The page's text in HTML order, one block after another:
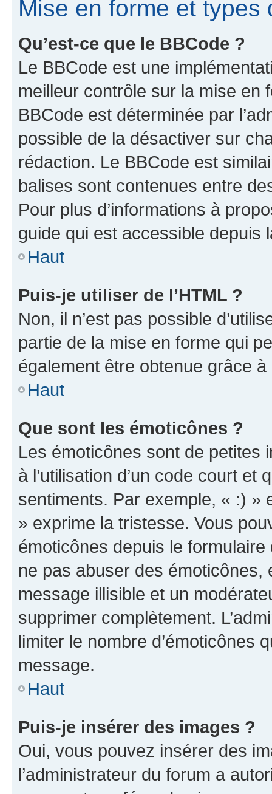
Mise en forme et types
Qu’est-ce que le BBCode ?
Le BBCode est une
meilleur contrôle sur la mise en
BBCode est déterminée par
possible de la désactiver sur
rédaction. Le BBCode est
balises sont contenues entre
Pour plus d’informations à
guide qui est accessible depuis
Haut
Puis-je utiliser de l’HTML ?
Non, il n’est pas possible
partie de la mise en forme qui
également être obtenue grâce à
Haut
Que sont les émoticônes ?
Les émoticônes sont de petites
à l’utilisation d’un code court et
sentiments. Par exemple, « :) »
» exprime la tristesse. Vous
émoticônes depuis le
ne pas abuser des
message illisible et un
supprimer complètement.
limiter le nombre d’émoticônes
message.
Haut
Puis-je insérer des images ?
Oui, vous pouvez insérer des
l’administrateur du forum a